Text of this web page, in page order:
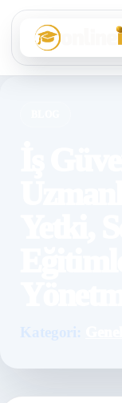
Kategori: